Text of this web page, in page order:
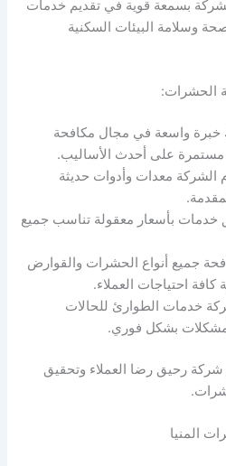
الشركة بسمعة قوية في تقديم خدمات
وسلامة البيئات السكنية
الحشرات:
خبرة واسعة في مجال مكافحة
على أحدث الأساليب.
الشركة معدات وأدوات حديثة
خدمات بأسعار معقولة تناسب جميع
جميع أنواع الحشرات والقوارض
احتياجات العملاء.
خدمات الطوارئ للحالات
بشكل فوري.
شركة رحيق رضا العملاء وتحقيق